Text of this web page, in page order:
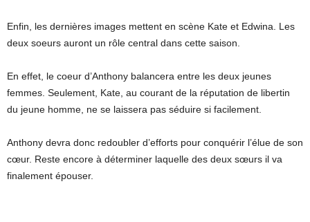
Enfin, les dernières images mettent en scène Kate et Edwina. Les
deux soeurs auront un rôle central dans cette saison.
En effet, le coeur d’Anthony balancera entre les deux jeunes
femmes. Seulement, Kate, au courant de la réputation de libertin
du jeune homme, ne se laissera pas séduire si facilement.
Anthony devra donc redoubler d’efforts pour conquérir l’élue de son
cœur. Reste encore à déterminer laquelle des deux sœurs il va
finalement épouser.